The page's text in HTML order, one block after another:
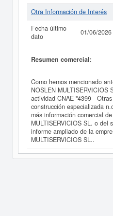
Otra Información de Interés
Fecha último
dato
01/06/2026
Resumen comercial:
Como hemos mencionado
NOSLEN MULTISERVICIOS
actividad CNAE "4399 -
construcción especializada
más información comercial
MULTISERVICIOS SL. o del
informe ampliado de la
MULTISERVICIOS SL..